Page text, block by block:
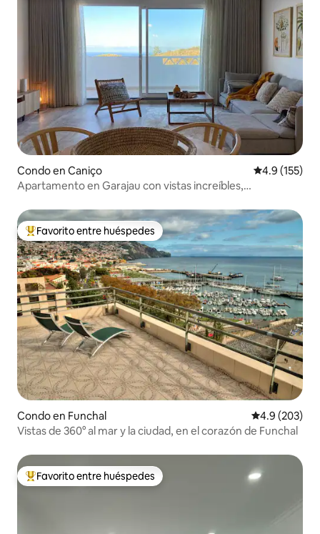
Condo en Caniço Calificación
4.9 (155)
Apartamento en Garajau con vistas increíbles,
Favorito entre huéspedes preferido
Favorito entre huéspedes
Condo en Funchal Calificación
4.9 (203)
Vistas de 360° al mar y la ciudad, en el corazón de Funchal
Favorito entre huéspedes preferido
Favorito entre huéspedes